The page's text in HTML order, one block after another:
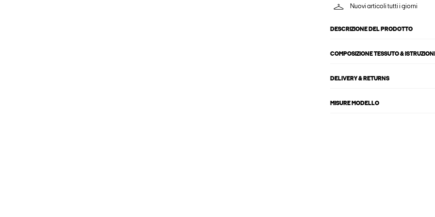
Nuovi articoli tutti i giorni
DESCRIZIONE DEL PRODOTTO
COMPOSIZIONE TESSUTO &
DELIVERY & RETURNS
MISURE MODELLO